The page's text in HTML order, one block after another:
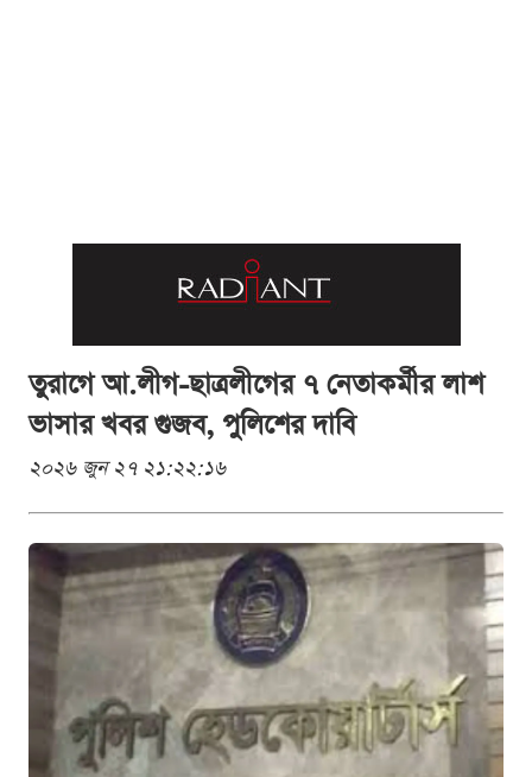
তুরাগে আ.লীগ-ছাত্রলীগের ৭ নেতাকর্মীর লাশ
ভাসার খবর গুজব, পুলিশের দাবি
২০২৬ জুন ২৭ ২১:২২:১৬